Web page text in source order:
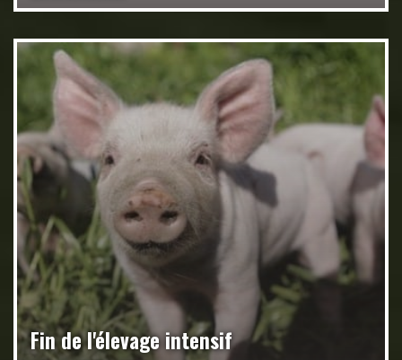
Fin de l'élevage intensif